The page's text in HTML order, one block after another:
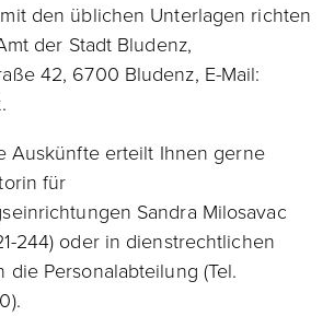
den üblichen Unterlagen richten
der Stadt Bludenz,
42, 6700 Bludenz, E-Mail:
Auskünfte erteilt Ihnen gerne
für
Sandra Milosavac
244) oder in dienstrechtlichen
Personalabteilung (Tel.